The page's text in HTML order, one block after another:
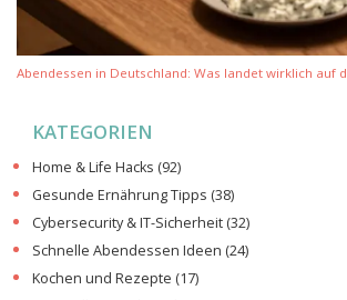
Abendessen in Deutschland: Was landet wirklich auf
KATEGORIEN
Home & Life Hacks (92)
Gesunde Ernährung Tipps (38)
Cybersecurity & IT-Sicherheit (32)
Schnelle Abendessen Ideen (24)
Kochen und Rezepte (17)